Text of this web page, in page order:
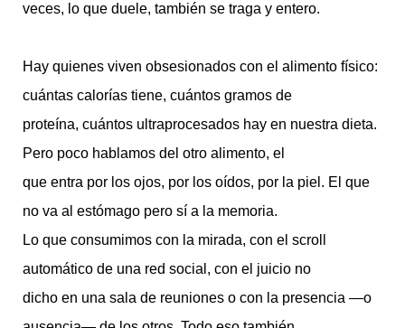
veces, lo que duele, también se traga y entero.
Hay quienes viven obsesionados con el alimento físico:
cuántas calorías tiene, cuántos gramos de
proteína, cuántos ultraprocesados hay en nuestra dieta.
Pero poco hablamos del otro alimento, el
que entra por los ojos, por los oídos, por la piel. El que
no va al estómago pero sí a la memoria.
Lo que consumimos con la mirada, con el scroll
automático de una red social, con el juicio no
dicho en una sala de reuniones o con la presencia —o